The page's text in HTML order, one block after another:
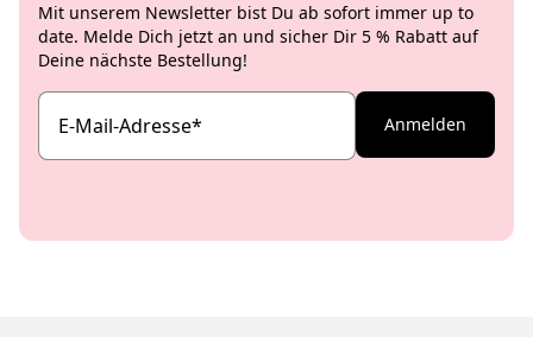
Mit unserem Newsletter bist Du ab sofort immer up to
date. Melde Dich jetzt an und sicher Dir 5 % Rabatt auf
Deine nächste Bestellung!
E-Mail-Adresse* Anmelden